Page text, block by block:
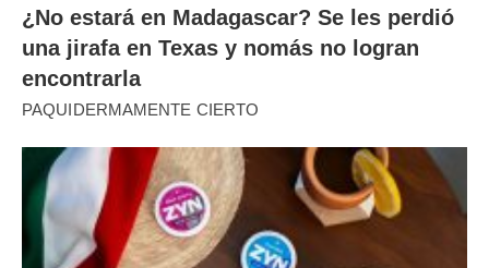
¿No estará en Madagascar? Se les perdió
una jirafa en Texas y nomás no logran
encontrarla
PAQUIDERMAMENTE CIERTO